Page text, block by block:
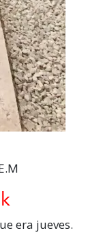
era jueves.